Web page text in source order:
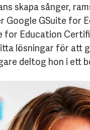
skapa sånger,
Google GSuite for
for Education
lösningar för att
deltog hon i ett